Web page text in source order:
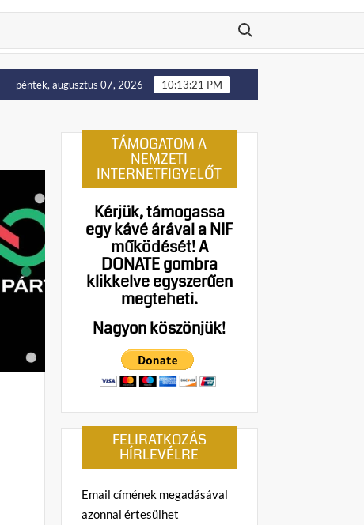
Search for:
Putyin: Ukrajna nyugati területei előbb-utóbb visszakerülnek
péntek, augusztus 07, 2026 10:13:22 PM
TÁMOGATOM A
NEMZETI
INTERNETFIGYELŐT
Kérjük, támogassa
egy kávé árával a NIF
működését!A
DONATE gombra
klikkelve egyszerűen
megteheti.
Nagyon köszönjük!
FELIRATKOZÁS
HÍRLEVÉLRE
Email címének megadásával
azonnal értesülhet